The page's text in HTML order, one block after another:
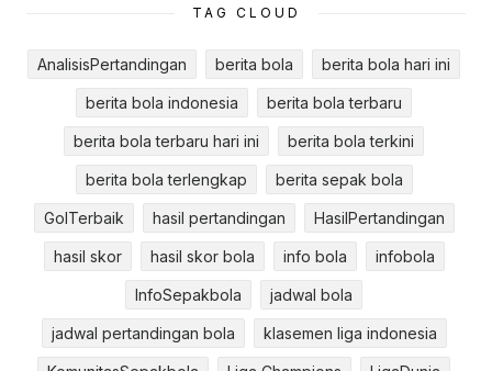
TAG CLOUD
AnalisisPertandingan berita bola berita bola hari ini
berita bola indonesia berita bola terbaru
berita bola terbaru hari ini berita bola terkini
berita bola terlengkap berita sepak bola
GolTerbaik hasil pertandingan HasilPertandingan
hasil skor hasil skor bola info bola infobola
InfoSepakbola jadwal bola
jadwal pertandingan bola klasemen liga indonesia